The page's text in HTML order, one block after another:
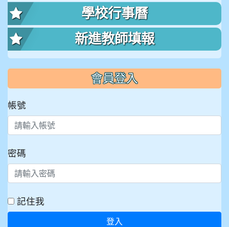
學校行事曆
新進教師填報
會員登入
帳號
密碼
記住我
登入